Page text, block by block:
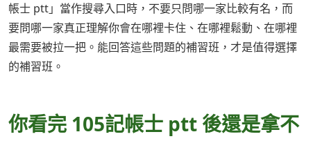
帳士 ptt」當作搜尋入口時，不要只問哪一家比較有名，而
要問哪一家真正理解你會在哪裡卡住、在哪裡鬆動、在哪裡
最需要被拉一把。能回答這些問題的補習班，才是值得選擇
的補習班。
你看完 105記帳士 ptt 後還是拿不